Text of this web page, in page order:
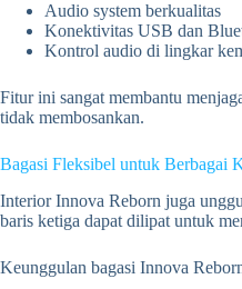
Audio system berkualitas
Konektivitas USB dan
Kontrol audio di lingkar
Fitur ini sangat membantu
tidak membosankan.
Bagasi Fleksibel untuk Berbagai
Interior Innova Reborn juga
baris ketiga dapat dilipat untuk
Keunggulan bagasi Innova